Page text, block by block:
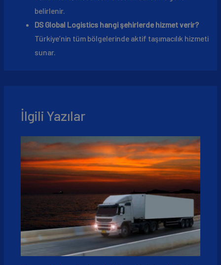
belirlenir.
DS Global Logistics hangi şehirlerde hizmet verir?
Türkiye’nin tüm bölgelerinde aktif taşımacılık hizmeti
sunar.
İlgili Yazılar